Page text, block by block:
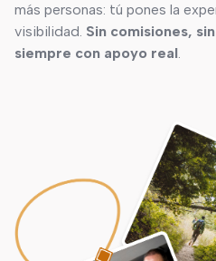
más personas: tú pones la
visibilidad. Sin comisiones,
siempre con apoyo real.